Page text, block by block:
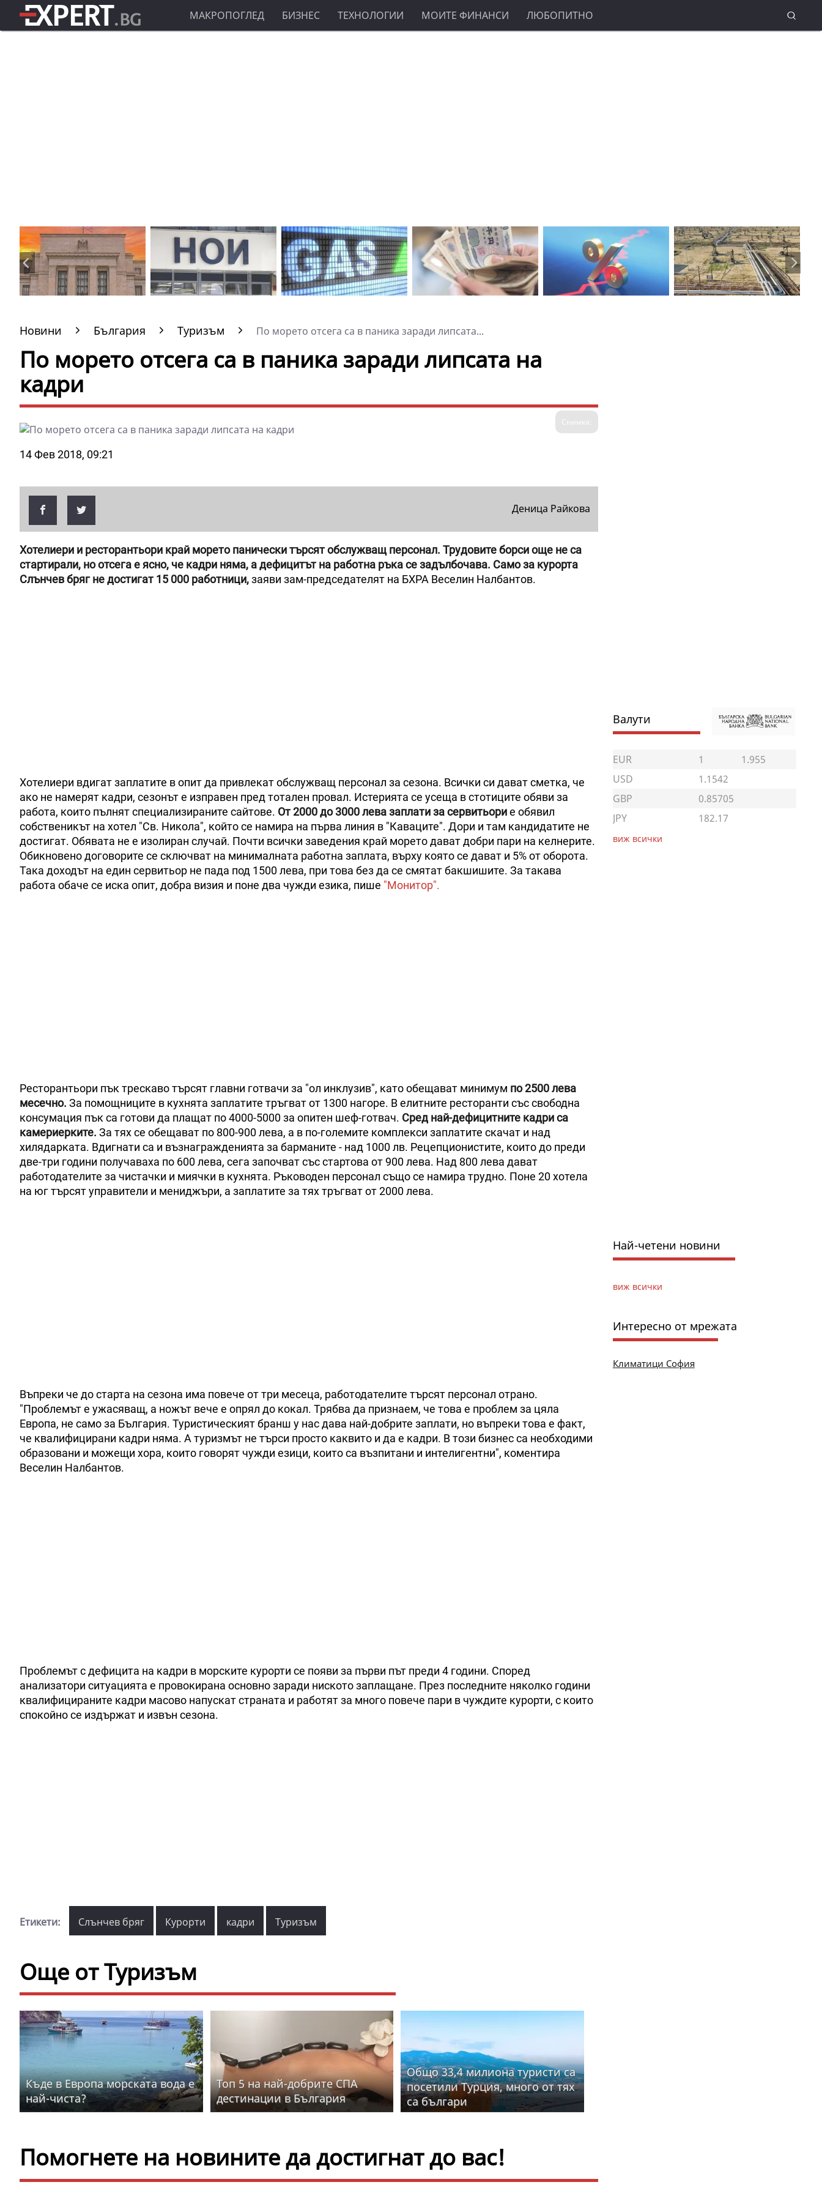
МАКРОПОГЛЕД БИЗНЕС ТЕХНОЛОГИИ МОИТЕ ФИНАНСИ ЛЮБОПИТНО
Новини България Туризъм По морето отсега са в паника заради липсата...
По морето отсега са в паника заради липсата на
кадри
Снимка:
14 Фев 2018, 09:21
Деница Райкова
Хотелиери и ресторантьори край морето панически търсят обслужващ персонал. Трудовите борси още не са
стартирали, но отсега е ясно, че кадри няма, а дефицитът на работна ръка се задълбочава. Само за курорта
Слънчев бряг не достигат 15 000 работници,заяви зам-председателят на БХРА Веселин Налбантов.
Хотелиери вдигат заплатите в опит да привлекат обслужващ персонал за сезона. Всички си дават сметка, че
ако не намерят кадри, сезонът е изправен пред тотален провал. Истерията се усеща в стотиците обяви за
работа, които пълнят специализираните сайтове. От 2000 до 3000 лева заплати за сервитьорие обявил
собственикът на хотел "Св. Никола", който се намира на първа линия в "Каваците". Дори и там кандидатите не
достигат. Обявата не е изолиран случай. Почти всички заведения край морето дават добри пари на келнерите.
Обикновено договорите се сключват на минималната работна заплата, върху която се дават и 5% от оборота.
Така доходът на един сервитьор не пада под 1500 лева, при това без да се смятат бакшишите. За такава
работа обаче се иска опит, добра визия и поне два чужди езика, пише "Монитор".
Ресторантьори пък трескаво търсят главни готвачи за "ол инклузив", като обещават минимум по 2500 лева
месечно. За помощниците в кухнята заплатите тръгват от 1300 нагоре. В елитните ресторанти със свободна
консумация пък са готови да плащат по 4000-5000 за опитен шеф-готвач. Сред най-дефицитните кадри са
камериерките. За тях се обещават по 800-900 лева, а в по-големите комплекси заплатите скачат и над
хилядарката. Вдигнати са и възнагражденията за барманите - над 1000 лв. Рецепционистите, които до преди
две-три години получаваха по 600 лева, сега започват със стартова от 900 лева. Над 800 лева дават
работодателите за чистачки и миячки в кухнята. Ръководен персонал също се намира трудно. Поне 20 хотела
на юг търсят управители и мениджъри, а заплатите за тях тръгват от 2000 лева.
Въпреки че до старта на сезона има повече от три месеца, работодателите търсят персонал отрано.
"Проблемът е ужасяващ, а ножът вече е опрял до кокал. Трябва да признаем, че това е проблем за цяла
Европа, не само за България. Туристическият бранш у нас дава най-добрите заплати, но въпреки това е факт,
че квалифицирани кадри няма. А туризмът не търси просто каквито и да е кадри. В този бизнес са необходими
образовани и можещи хора, които говорят чужди езици, които са възпитани и интелигентни", коментира
Веселин Налбантов.
Проблемът с дефицита на кадри в морските курорти се появи за първи път преди 4 години. Според
анализатори ситуацията е провокирана основно заради ниското заплащане. През последните няколко години
квалифицираните кадри масово напускат страната и работят за много повече пари в чуждите курорти, с които
спокойно се издържат и извън сезона.
Етикети: Слънчев бряг Курорти кадри Туризъм
Още от Туризъм
Къде в Европа морската вода е
най-чиста?
Топ 5 на най-добрите СПА
дестинации в България
Общо 33,4 милиона туристи са
посетили Турция, много от тях
са българи
Помогнете на новините да достигнат до вас!
Валути
EUR 1
1.955
USD
1.1542
GBP
0.85705
JPY
182.17
виж всички
Най-четени новини
виж всички
Интересно от мрежата
Климатици София